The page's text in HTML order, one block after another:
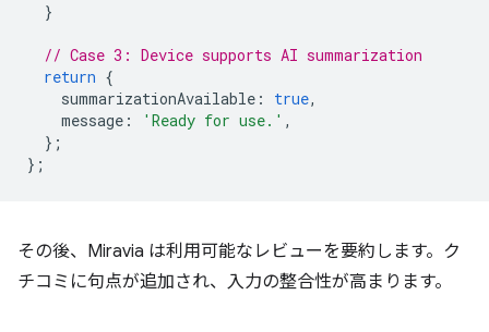
}
// Case 3: Device supports AI summarization
return {
summarizationAvailable : true,
message : 'Ready for use.' ,
};
};
その後、Miravia は利用可能なレビューを要約します。ク
チコミに句点が追加され、入力の整合性が高まります。